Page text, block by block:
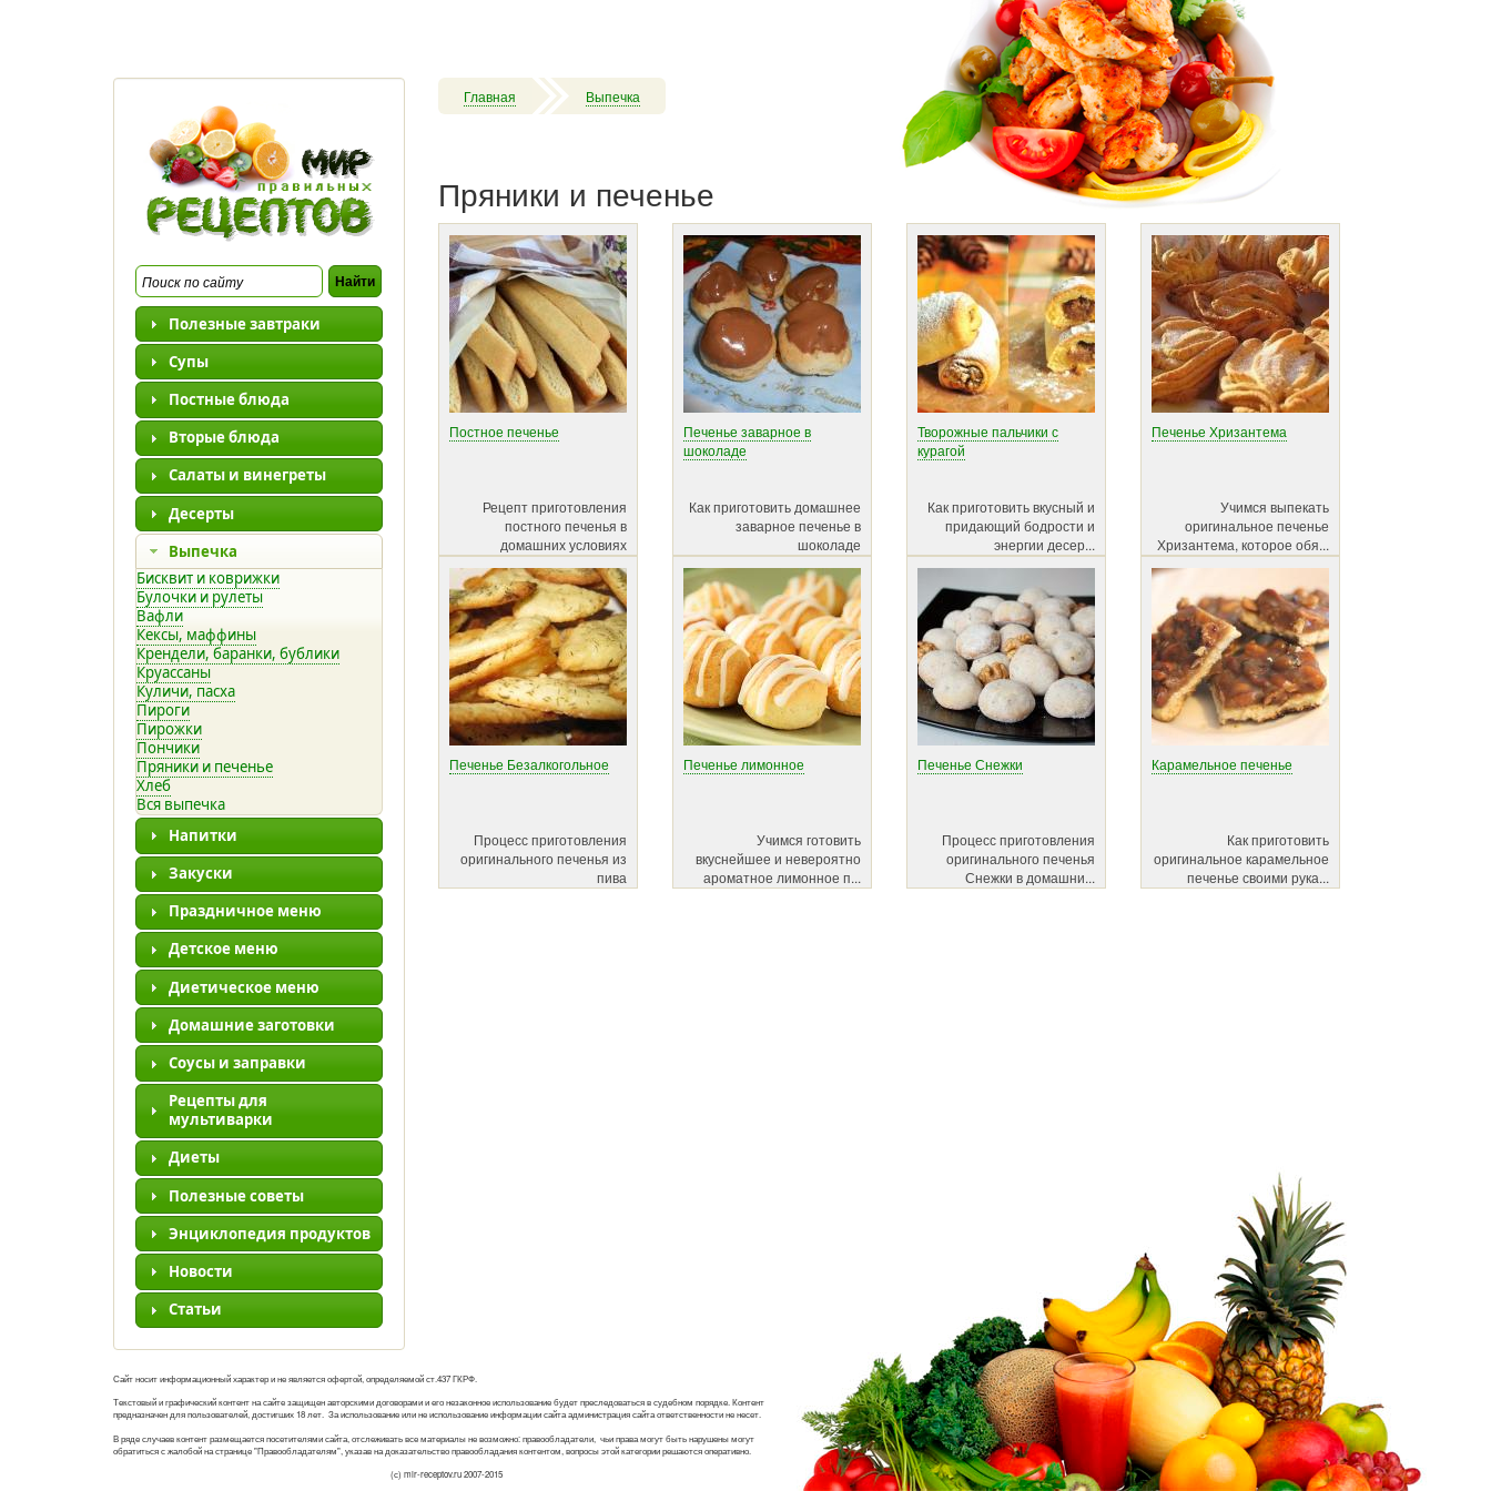
Полезные завтраки
Супы
Постные блюда
Вторые блюда
Салаты и винегреты
Десерты
Выпечка
Бисквит и коврижки
Булочки и рулеты
Вафли
Кексы, маффины
Крендели, баранки, бублики
Круассаны
Куличи, пасха
Пироги
Пирожки
Пончики
Пряники и печенье
Хлеб
Вся выпечка
Напитки
Закуски
Праздничное меню
Детское меню
Диетическое меню
Домашние заготовки
Соусы и заправки
Рецепты для
мультиварки
Диеты
Полезные советы
Энциклопедия продуктов
Новости
Статьи
Главная Выпечка
Пряники и печенье
Постное печенье
Рецепт приготовления
постного печенья в
домашних условиях
Печенье заварное в
шоколаде
Как приготовить домашнее
заварное печенье в
шоколаде
Творожные пальчики с
курагой
Как приготовить вкусный и
придающий бодрости и
энергии десер...
Печенье Хризантема
Учимся выпекать
оригинальное печенье
Хризантема, которое обя...
Печенье Безалкогольное
Процесс приготовления
оригинального печенья из
пива
Печенье лимонное
Учимся готовить
вкуснейшее и невероятно
ароматное лимонное п...
Печенье Снежки
Процесс приготовления
оригинального печенья
Снежки в домашни...
Карамельное печенье
Как приготовить
оригинальное карамельное
печенье своими рука...
Сайт носит информационный характер и не является офертой, определяемой ст.437 ГКРФ.
Текстовый и графический контент на сайте защищен авторскими договорами и его незаконное использование будет преследоваться в судебном порядке. Контент
предназначен для пользователей, достигших 18 лет. За использование или не использование информации сайта администрация сайта ответственности не несет.
В ряде случаев контент размещается посетителями сайта, отслеживать все материалы не возможно: правообладатели, чьи права могут быть нарушены могут
обратиться с жалобой на странице "Правообладателям", указав на доказательство правообладания контентом, вопросы этой категории решаются оперативно.
(с) mir-receptov.ru 2007-2015